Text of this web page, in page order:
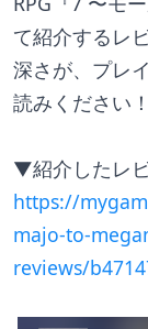
て紹介するレ
深さが、プレ
読みください！
▼紹介したレ
https://
majo-to-
reviews/